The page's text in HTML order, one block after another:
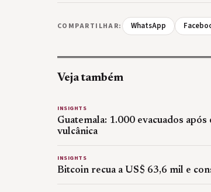
COMPARTILHAR: WhatsApp
Veja também
INSIGHTS
Guatemala: 1.000 evacuados após
vulcânica
INSIGHTS
Bitcoin recua a US$ 63,6 mil e